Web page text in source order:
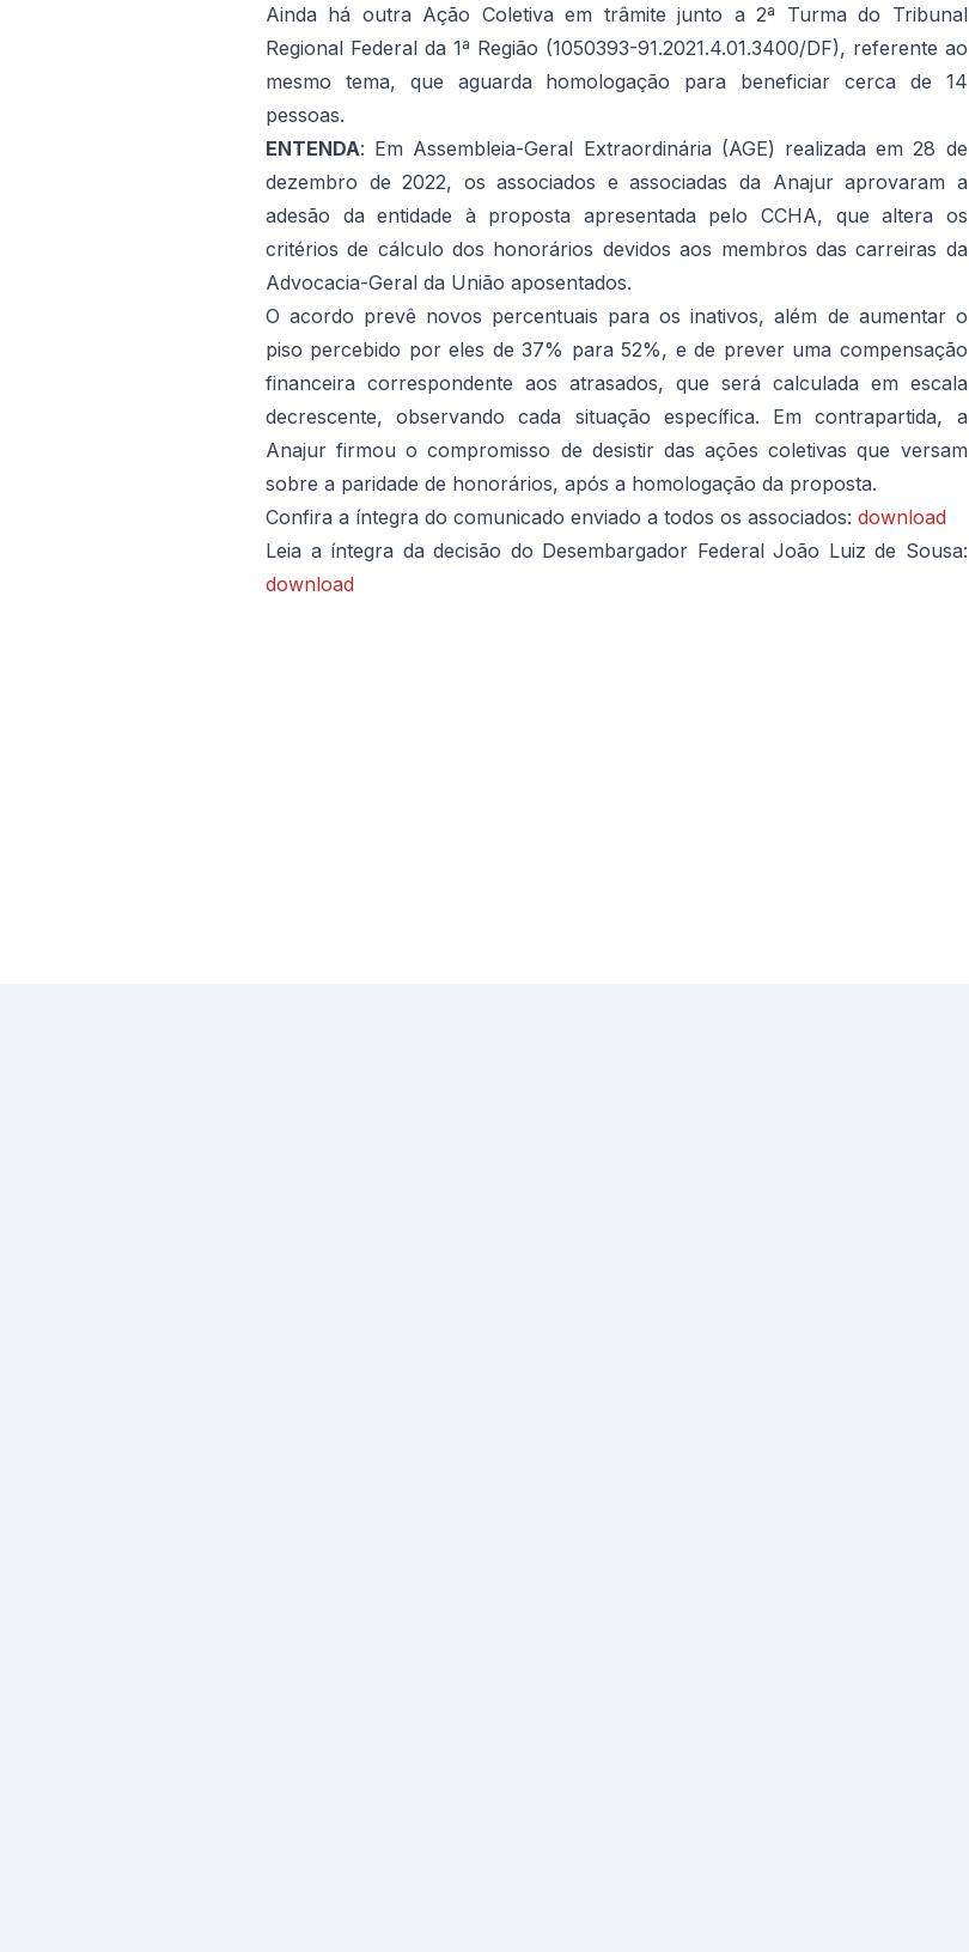
Ainda há outra Ação Coletiva em trâmite junto a 2ª Turma do Tribunal
Regional Federal da 1ª Região (1050393-91.2021.4.01.3400/DF), referente ao
mesmo tema, que aguarda homologação para beneficiar cerca de 14
pessoas.
ENTENDA: Em Assembleia-Geral Extraordinária (AGE) realizada em 28 de
dezembro de 2022, os associados e associadas da Anajur aprovaram a
adesão da entidade à proposta apresentada pelo CCHA, que altera os
critérios de cálculo dos honorários devidos aos membros das carreiras da
Advocacia-Geral da União aposentados.
O acordo prevê novos percentuais para os inativos, além de aumentar o
piso percebido por eles de 37% para 52%, e de prever uma compensação
financeira correspondente aos atrasados, que será calculada em escala
decrescente, observando cada situação específica. Em contrapartida, a
Anajur firmou o compromisso de desistir das ações coletivas que versam
sobre a paridade de honorários, após a homologação da proposta.
Confira a íntegra do comunicado enviado a todos os associados: download
Leia a íntegra da decisão do Desembargador Federal João Luiz de Sousa:
download